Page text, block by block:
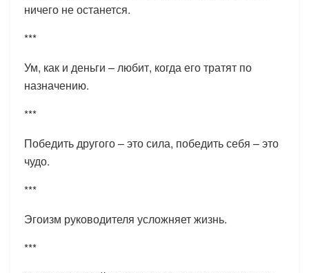
ничего не останется.
***
Ум, как и деньги – любит, когда его тратят по
назначению.
***
Победить другого – это сила, победить себя – это
чудо.
***
Эгоизм руководителя усложняет жизнь.
***